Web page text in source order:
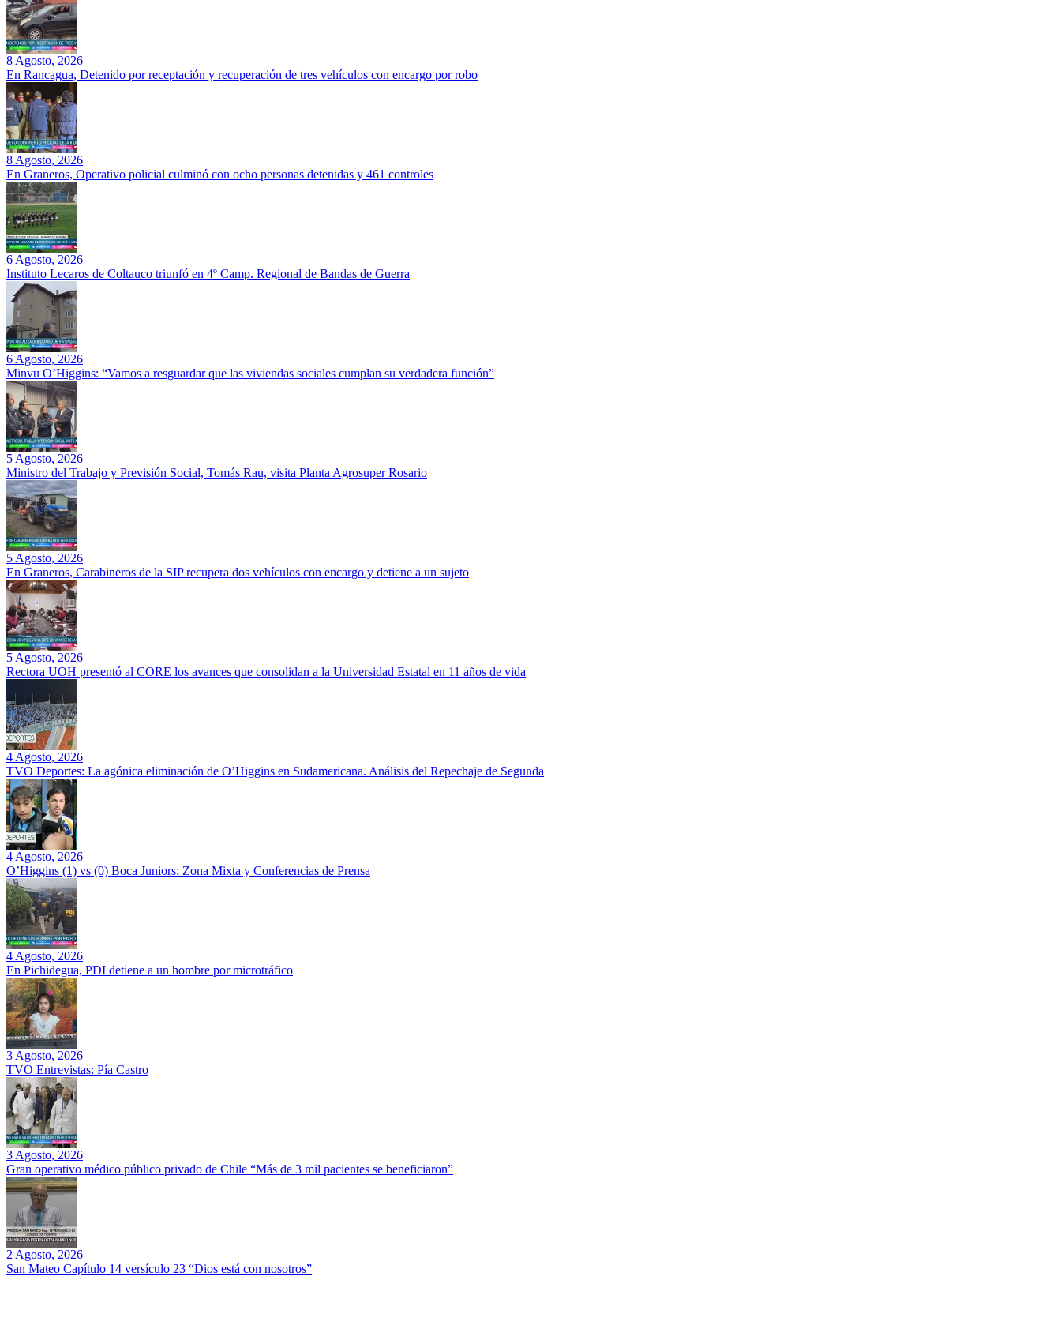
8 Agosto, 2026
En Rancagua, Detenido por receptación y recuperación de tres vehículos con encargo por robo
8 Agosto, 2026
En Graneros, Operativo policial culminó con ocho personas detenidas y 461 controles
6 Agosto, 2026
Instituto Lecaros de Coltauco triunfó en 4º Camp. Regional de Bandas de Guerra
6 Agosto, 2026
Minvu O’Higgins: “Vamos a resguardar que las viviendas sociales cumplan su verdadera función”
5 Agosto, 2026
Ministro del Trabajo y Previsión Social, Tomás Rau, visita Planta Agrosuper Rosario
5 Agosto, 2026
En Graneros, Carabineros de la SIP recupera dos vehículos con encargo y detiene a un sujeto
5 Agosto, 2026
Rectora UOH presentó al CORE los avances que consolidan a la Universidad Estatal en 11 años de vida
4 Agosto, 2026
TVO Deportes: La agónica eliminación de O’Higgins en Sudamericana. Análisis del Repechaje de Segunda
4 Agosto, 2026
O’Higgins (1) vs (0) Boca Juniors: Zona Mixta y Conferencias de Prensa
4 Agosto, 2026
En Pichidegua, PDI detiene a un hombre por microtráfico
3 Agosto, 2026
TVO Entrevistas: Pía Castro
3 Agosto, 2026
Gran operativo médico público privado de Chile “Más de 3 mil pacientes se beneficiaron”
2 Agosto, 2026
San Mateo Capítulo 14 versículo 23 “Dios está con nosotros”